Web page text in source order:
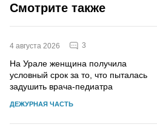
Смотрите также
4 августа 2026 3
На Урале женщина получила
условный срок за то, что пыталась
задушить врача-педиатра
ДЕЖУРНАЯ ЧАСТЬ